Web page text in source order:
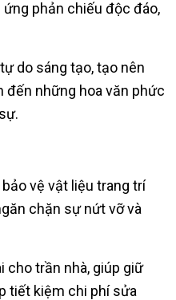
phản chiếu độc đáo,
do sáng tạo, tạo nên
đến những hoa văn phức
vệ vật liệu trang trí
chặn sự nứt vỡ và
cho trần nhà, giúp giữ
tiết kiệm chi phí sửa